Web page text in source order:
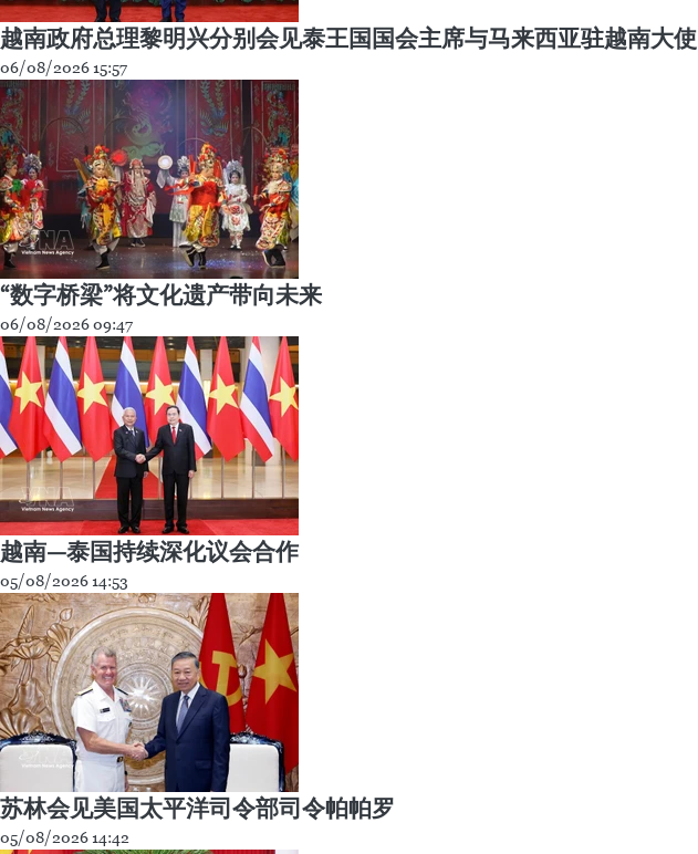
越南政府总理黎明兴分别会见泰王国国会主席与马来西亚驻越南大使
06/08/2026 15:57
“数字桥梁”将文化遗产带向未来
06/08/2026 09:47
越南—泰国持续深化议会合作
05/08/2026 14:53
苏林会见美国太平洋司令部司令帕帕罗
05/08/2026 14:42